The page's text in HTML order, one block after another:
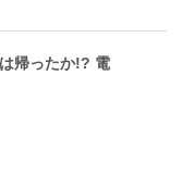
帰ったか!? 電